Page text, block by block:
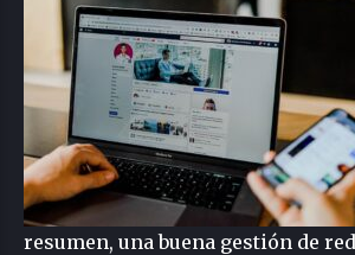
resumen, una buena gestión de